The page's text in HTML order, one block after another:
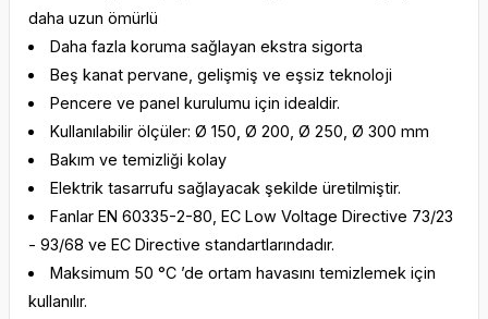
daha uzun ömürlü
Daha fazla koruma sağlayan ekstra sigorta
Beş kanat pervane, gelişmiş ve eşsiz teknoloji
Pencere ve panel kurulumu için idealdir.
Kullanılabilir ölçüler: Ø 150, Ø 200, Ø 250, Ø 300 mm
Bakım ve temizliği kolay
Elektrik tasarrufu sağlayacak şekilde üretilmiştir.
Fanlar EN 60335-2-80, EC Low Voltage Directive 73/23
- 93/68 ve EC Directive standartlarındadır.
Maksimum 50 °C ’de ortam havasını temizlemek için
kullanılır.